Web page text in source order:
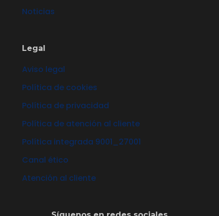
Noticias
Legal
Aviso legal
Política de cookies
Política de privacidad
Política de atención al cliente
Política integrada 9001_27001
Canal ético
Atención al cliente